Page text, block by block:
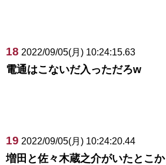
18 2022/09/05(月) 10:24:15.63
電通はこないだ入っただろw
19 2022/09/05(月) 10:24:20.44
増田と佐々木蔵之介がいたとこか